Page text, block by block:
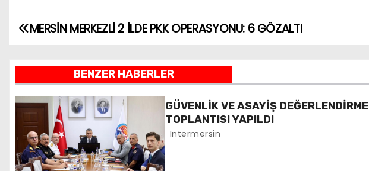
Y
z
ı
g
e
MERSİN MERKEZLİ 2 İLDE PKK OPERASYONU: 6 GÖZALTI
BENZER HABERLER
GÜVENLİK VE ASAYİŞ DEĞERLENDİRME
TOPLANTISI YAPILDI
Intermersin